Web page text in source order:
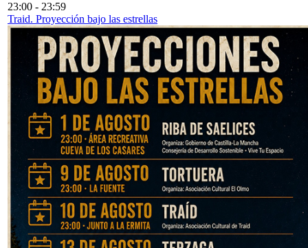
23:00 - 23:59
Traid. Proyección bajo las estrellas